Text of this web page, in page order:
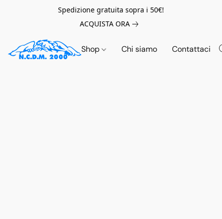
Spedizione gratuita sopra i 50€!
ACQUISTA ORA
Shop Chi siamo Contattaci